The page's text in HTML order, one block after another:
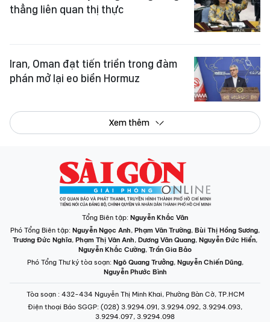
thẳng liên quan thị thực
Iran, Oman đạt tiến triển trong đàm
phán mở lại eo biển Hormuz
Xem thêm
Tổng Biên tập: Nguyễn Khắc Văn
Phó Tổng Biên tập: Nguyễn Ngọc Anh, Phạm Văn Trường, Bùi Thị Hồng Sương,
Trương Đức Nghĩa, Phạm Thị Vân Anh, Dương Văn Quang, Nguyễn Đức Hiển,
Nguyễn Khắc Cường, Trần Gia Bảo
Phó Tổng Thư ký tòa soạn: Ngô Quang Trưởng, Nguyễn Chiến Dũng,
Nguyễn Phước Bình
Tòa soạn : 432-434 Nguyễn Thị Minh Khai, Phường Bàn Cờ, TP.HCM
Điện thoại Báo SGGP: (028) 3.9294.091, 3.9294.092, 3.9294.093,
3.9294.097, 3.9294.098